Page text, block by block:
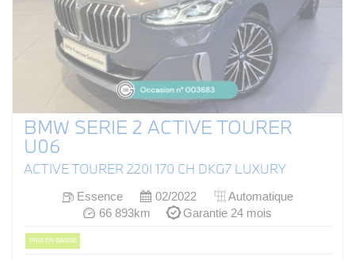
BMW SERIE 2 ACTIVE TOURER
U06
ACTIVE TOURER 220I 170 CH DKG7 LUXURY
Essence 02/2022
Automatique
66 893km
Garantie 24 mois
PRIX EN BAISSE